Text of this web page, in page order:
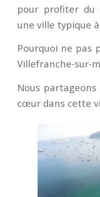
pour profiter du
une ville typique
Pourquoi ne pas
Villefranche-sur-
Nous
cœur dans cette